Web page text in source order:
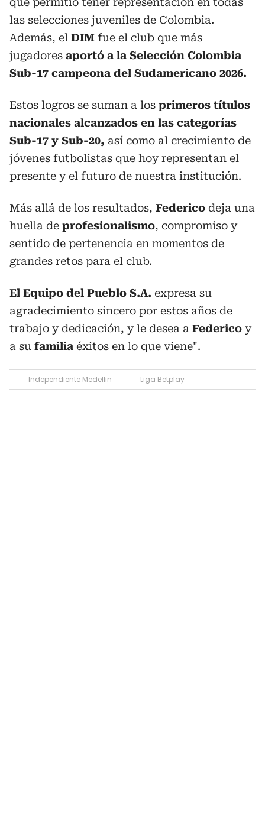
las selecciones juveniles de Colombia.
Además, el DIM fue el club que más
jugadores aportó a la Selección Colombia
Sub-17 campeona del Sudamericano 2026.
Estos logros se suman a los primeros títulos
nacionales alcanzados en las categorías
Sub-17 y Sub-20, así como al crecimiento de
jóvenes futbolistas que hoy representan el
presente y el futuro de nuestra institución.
Más allá de los resultados, Federico deja una
huella de profesionalismo, compromiso y
sentido de pertenencia en momentos de
grandes retos para el club.
El Equipo del Pueblo S.A. expresa su
agradecimiento sincero por estos años de
trabajo y dedicación, y le desea a Federico y
a su familia éxitos en lo que viene".
Independiente Medellin Liga Betplay